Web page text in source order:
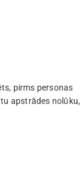
pirms personas
apstrādes nolūku,